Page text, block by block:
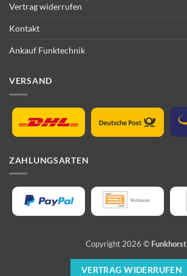
Vertrag widerrufen
Kontakt
Ankauf Funktechnik
VERSAND
ZAHLUNGSARTEN
Copyright 2026 © Funkhorst
VERTRAG WIDERRUFEN